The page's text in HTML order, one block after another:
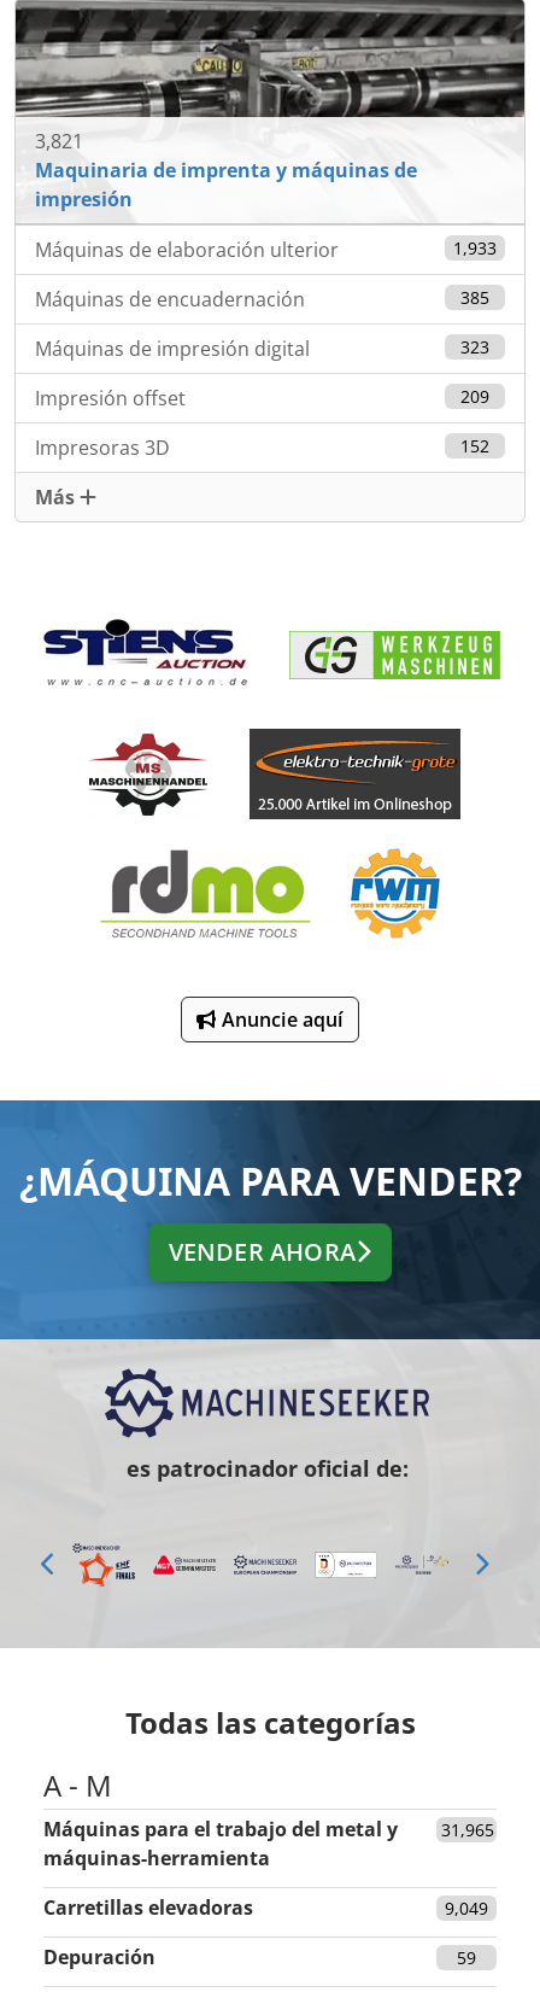
3,821
Maquinaria de imprenta y máquinas de
impresión
Máquinas de elaboración ulterior
1,933
Máquinas de encuadernación 385
Máquinas de impresión digital 323
Impresión offset 209
Impresoras 3D 152
Más
Anuncie aquí
¿MÁQUINA PARA VENDER?
VENDER AHORA
es patrocinador oficial de:
Todas las categorías
A - M
Máquinas para el trabajo del metal y
máquinas-herramienta
31,965
Carretillas elevadoras 9,049
Depuración 59